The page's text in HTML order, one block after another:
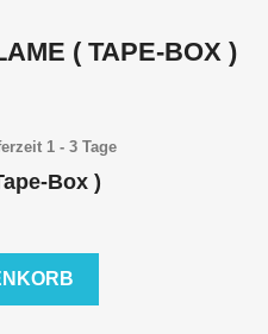
( TAPE-BOX )
1 - 3 Tage
Box )